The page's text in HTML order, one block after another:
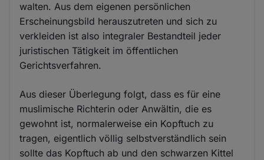
walten. Aus dem eigenen persönlichen
Erscheinungsbild herauszutreten und sich zu
verkleiden ist also integraler Bestandteil jeder
juristischen Tätigkeit im öffentlichen
Gerichtsverfahren.
Aus dieser Überlegung folgt, dass es für eine
muslimische Richterin oder Anwältin, die es
gewohnt ist, normalerweise ein Kopftuch zu
tragen, eigentlich völlig selbstverständlich sein
sollte das Kopftuch ab und den schwarzen Kittel